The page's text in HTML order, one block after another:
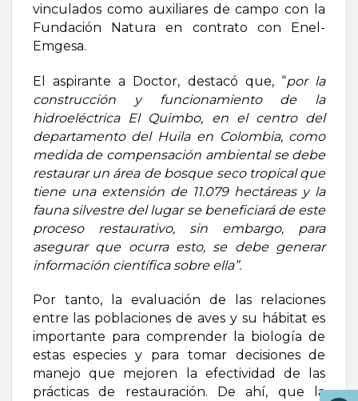
vinculados como auxiliares de campo con la
Fundación Natura en contrato con Enel-
Emgesa.
El aspirante a Doctor, destacó que, “por la
construcción y funcionamiento de la
hidroeléctrica El Quimbo, en el centro del
departamento del Huila en Colombia, como
medida de compensación ambiental se debe
restaurar un área de bosque seco tropical que
tiene una extensión de 11.079 hectáreas y la
fauna silvestre del lugar se beneficiará de este
proceso restaurativo, sin embargo, para
asegurar que ocurra esto, se debe generar
información científica sobre ella”.
Por tanto, la evaluación de las relaciones
entre las poblaciones de aves y su hábitat es
importante para comprender la biología de
estas especies y para tomar decisiones de
manejo que mejoren la efectividad de las
prácticas de restauración. De ahí, que la